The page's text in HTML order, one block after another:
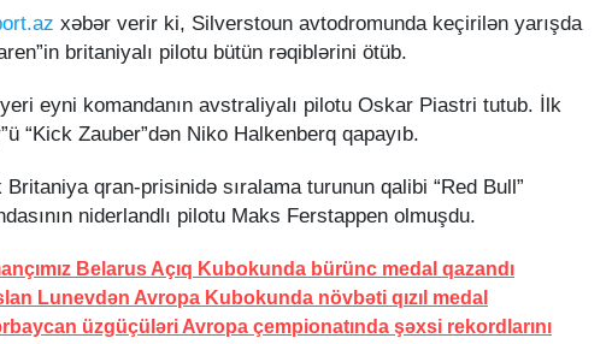
xəbər verir ki, Silverstoun avtodromunda keçirilən yarışda
britaniyalı pilotu bütün rəqiblərini ötüb.
yeri eyni komandanın avstraliyalı pilotu Oskar Piastri tutub. İlk
“Kick Zauber”dən Niko Halkenberq qapayıb.
Britaniya qran-prisinidə sıralama turunun qalibi “Red Bull”
niderlandlı pilotu Maks Ferstappen olmuşdu.
Belarus Açıq Kubokunda bürünc medal qazandı
Lunevdən Avropa Kubokunda növbəti qızıl medal
üzgüçüləri Avropa çempionatında şəxsi rekordlarını